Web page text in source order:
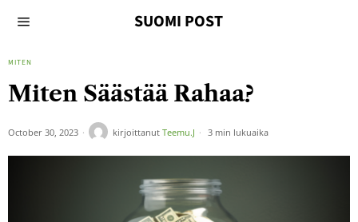
SUOMI POST
MITEN
Miten Säästää Rahaa?
October 30, 2023 kirjoittanut Teemu.J 3 min lukuaika